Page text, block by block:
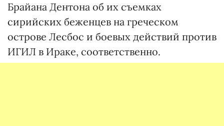
Брайана Дентона об их съемках
сирийских беженцев на греческом
острове Лесбос и боевых действий против
ИГИЛ в Ираке, соответственно.